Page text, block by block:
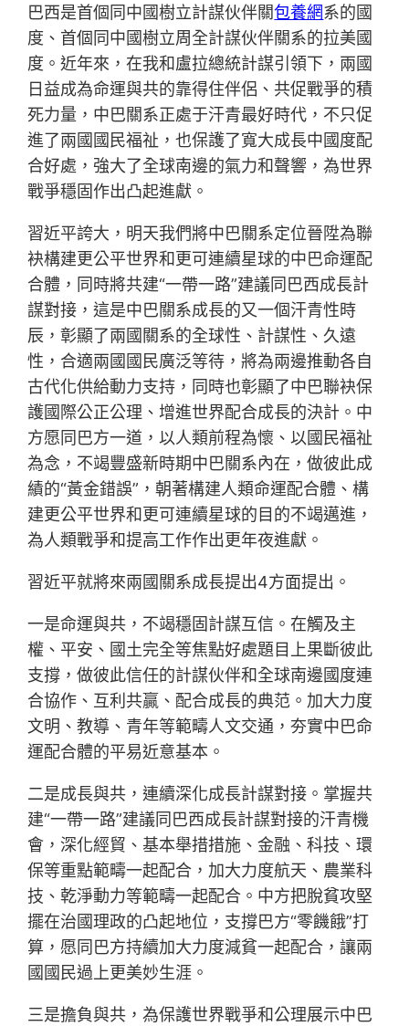
巴西是首個同中國樹立計謀伙伴關包養網系的國
度、首個同中國樹立周全計謀伙伴關系的拉美國
度。近年來，在我和盧拉總統計謀引領下，兩國
日益成為命運與共的靠得住伴侶、共促戰爭的積
死力量，中巴關系正處于汗青最好時代，不只促
進了兩國國民福祉，也保護了寬大成長中國度配
合好處，強大了全球南邊的氣力和聲響，為世界
戰爭穩固作出凸起進獻。
習近平誇大，明天我們將中巴關系定位晉陞為聯
袂構建更公平世界和更可連續星球的中巴命運配
合體，同時將共建“一帶一路”建議同巴西成長計
謀對接，這是中巴關系成長的又一個汗青性時
辰，彰顯了兩國關系的全球性、計謀性、久遠
性，合適兩國國民廣泛等待，將為兩邊推動各自
古代化供給動力支持，同時也彰顯了中巴聯袂保
護國際公正公理、增進世界配合成長的決計。中
方愿同巴方一道，以人類前程為懷、以國民福祉
為念，不竭豐盛新時期中巴關系內在，做彼此成
績的“黃金錯誤”，朝著構建人類命運配合體、構
建更公平世界和更可連續星球的目的不竭邁進，
為人類戰爭和提高工作作出更年夜進獻。
習近平就將來兩國關系成長提出4方面提出。
一是命運與共，不竭穩固計謀互信。在觸及主
權、平安、國土完全等焦點好處題目上果斷彼此
支撐，做彼此信任的計謀伙伴和全球南邊國度連
合協作、互利共贏、配合成長的典范。加大力度
文明、教導、青年等範疇人文交通，夯實中巴命
運配合體的平易近意基本。
二是成長與共，連續深化成長計謀對接。掌握共
建“一帶一路”建議同巴西成長計謀對接的汗青機
會，深化經貿、基本舉措措施、金融、科技、環
保等重點範疇一起配合，加大力度航天、農業科
技、乾淨動力等範疇一起配合。中方把脫貧攻堅
擺在治國理政的凸起地位，支撐巴方“零饑餓”打
算，愿同巴方持續加大力度減貧一起配合，讓兩
國國民過上更美妙生涯。
三是擔負與共，為保護世界戰爭和公理展示中巴